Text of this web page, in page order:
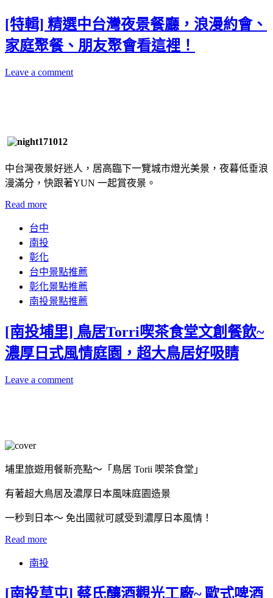
[特輯] 精選中台灣夜景餐廳，浪漫約會、
家庭聚餐、朋友聚會看這裡！
Leave a comment
中台灣夜景好迷人，居高臨下一覽城市燈光美景，夜暮低垂浪
漫滿分，快跟著YUN 一起賞夜景。
Read more
台中
南投
彰化
台中景點推薦
彰化景點推薦
南投景點推薦
[南投埔里] 鳥居Torri喫茶食堂文創餐飲~
濃厚日式風情庭園，超大鳥居好吸睛
Leave a comment
埔里旅遊用餐新亮點～「鳥居 Torii 喫茶食堂」
有著超大鳥居及濃厚日本風味庭園造景
一秒到日本～ 免出國就可感受到濃厚日本風情！
Read more
南投
[南投草屯] 蔡氏釀酒觀光工廠~ 歐式啤酒